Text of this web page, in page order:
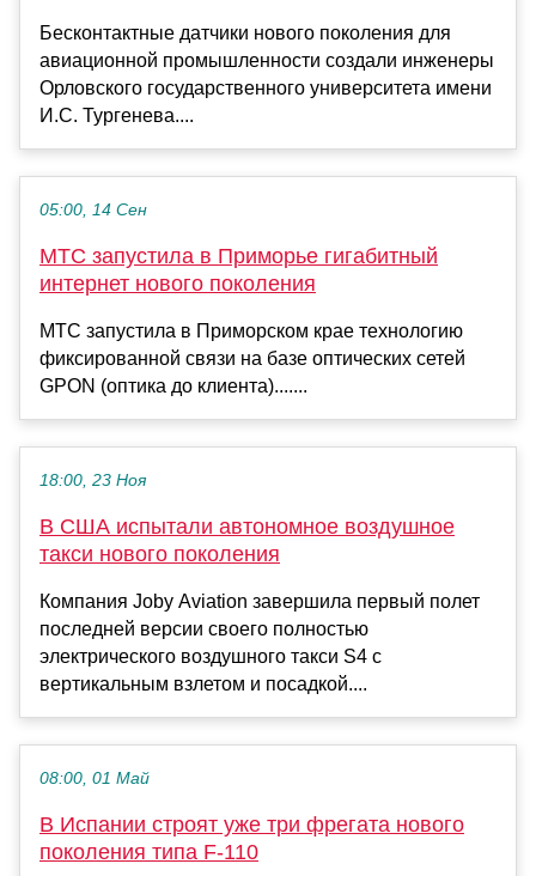
Бесконтактные датчики нового поколения для
авиационной промышленности создали инженеры
Орловского государственного университета имени
И.С. Тургенева....
05:00, 14 Сен
МТС запустила в Приморье гигабитный
интернет нового поколения
МТС запустила в Приморском крае технологию
фиксированной связи на базе оптических сетей
GPON (оптика до клиента).......
18:00, 23 Ноя
В США испытали автономное воздушное
такси нового поколения
Компания Joby Aviation завершила первый полет
последней версии своего полностью
электрического воздушного такси S4 с
вертикальным взлетом и посадкой....
08:00, 01 Май
В Испании строят уже три фрегата нового
поколения типа F-110